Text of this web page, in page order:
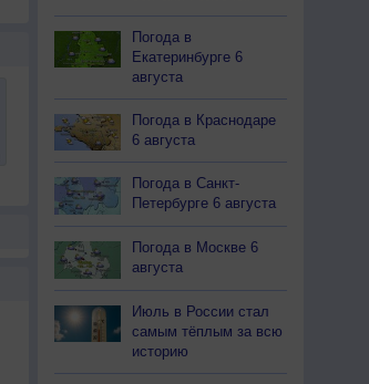
+13
+15
23
С
7
+15
+16
21
С
<7
20
<7
17
Погода в
Екатеринбурге 6
августа
Погода в Краснодаре
6 августа
Погода в Санкт-
Петербурге 6 августа
Погода в Москве 6
августа
Июль в России стал
самым тёплым за всю
историю